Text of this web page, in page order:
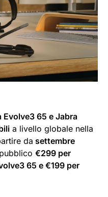
Evolve3 65 e Jabra
a livello globale nella
da settembre
€299 per
65 e €199 per